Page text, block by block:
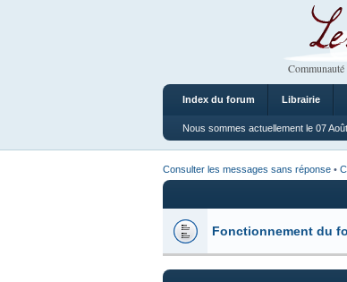
Les
Index du forum Librairie
Nous sommes actuellement le 07
Consulter les messages sans réponse •
Fonctionnement du